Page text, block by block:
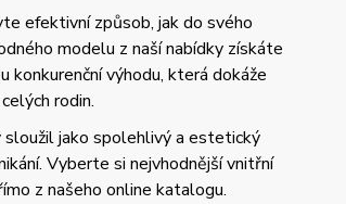
efektivní způsob, jak do svého
modelu z naší nabídky získáte
konkurenční výhodu, která dokáže
rodin.
sloužil jako spolehlivý a estetický
Vyberte si nejvhodnější vnitřní
z našeho online katalogu.